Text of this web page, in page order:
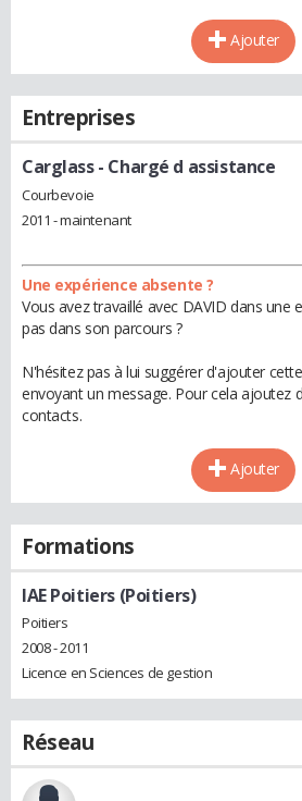
Ajouter
Entreprises
Carglass- Chargé d assistance
Courbevoie
2011 - maintenant
Une expérience absente ?
Vous avez travaillé avec DAVID dans une
pas dans son parcours ?
N'hésitez pas à lui suggérer d'ajouter
envoyant un message. Pour cela ajoutez
contacts.
Ajouter
Formations
IAE Poitiers (Poitiers)
Poitiers
2008 - 2011
Licence en Sciences de gestion
Réseau